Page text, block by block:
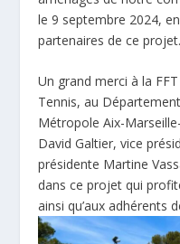
le 9 septembre 2024,
partenaires de ce projet.
Un grand merci à la
Tennis, au
MétropoleAix-
David Galtier, vice
présidente Martine
dans ce projet qui
ainsi qu’aux adhérents